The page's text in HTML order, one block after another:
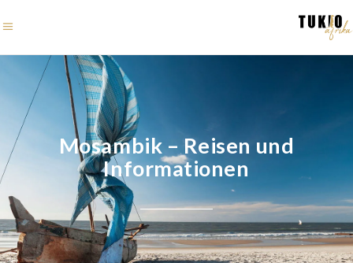
Mosambik – Reisen und
Informationen